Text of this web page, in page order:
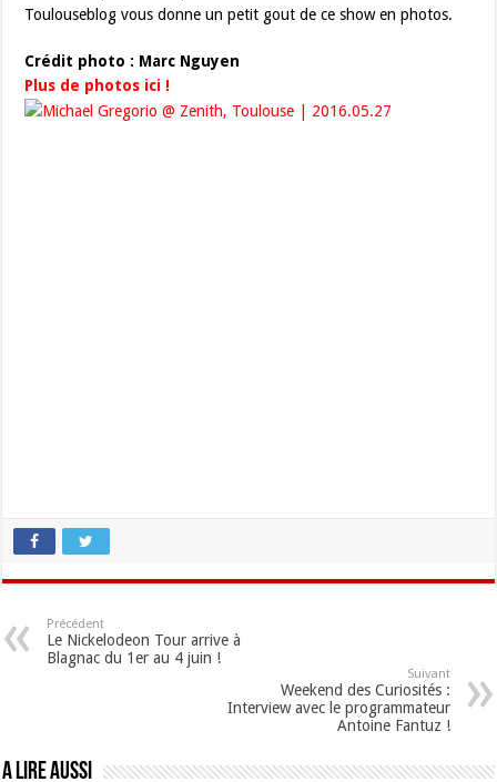
Toulouseblog vous donne un petit gout de ce show en photos.
Crédit photo : Marc Nguyen
Plus de photos ici !
Précédent
Le Nickelodeon Tour arrive à
Blagnac du 1er au 4 juin !
Suivant
Weekend des Curiosités :
Interview avec le programmateur
Antoine Fantuz !
A lire aussi